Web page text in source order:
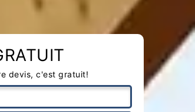
devis, c'est gratuit!